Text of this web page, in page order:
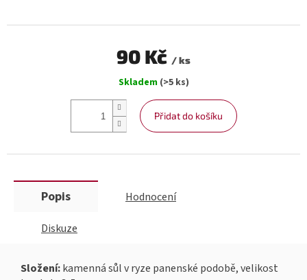
90 Kč / ks
cena:
Skladem (>5 ks)
Přidat do košíku
Popis Hodnocení
Diskuze
Složení:kamenná sůl v ryze panenské podobě, velikost